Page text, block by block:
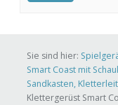
Sie sind hier:
Smart Coast mit
Sandkasten,
Klettergerüst Smart